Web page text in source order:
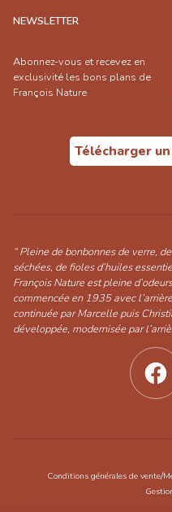
NEWSLETTER
Abonnez-vous et recevez en
exclusivité les bons plans de
François Nature
Télécharger
“ Pleine de bonbonnes de verre,
séchées, de fioles d’huiles
François Nature est pleine
commencée en 1935 avec
continuée par Marcelle puis
développée, modernisée par
Conditions générales de vente/